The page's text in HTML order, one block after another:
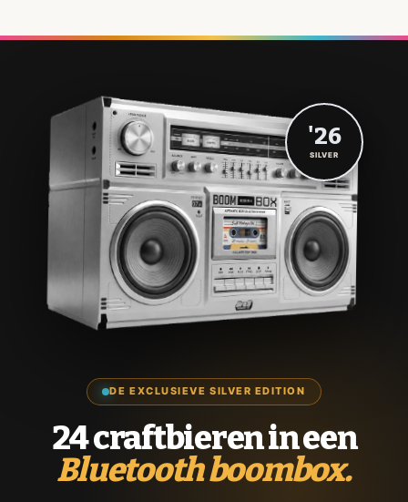
DE EXCLUSIEVE SILVER EDITION
24 craftbieren in een
Bluetooth boombox.
'26
SILVER